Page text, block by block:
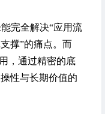
完全解决“应用流
撑”的痛点。而
，通过精密的底
性与长期价值的